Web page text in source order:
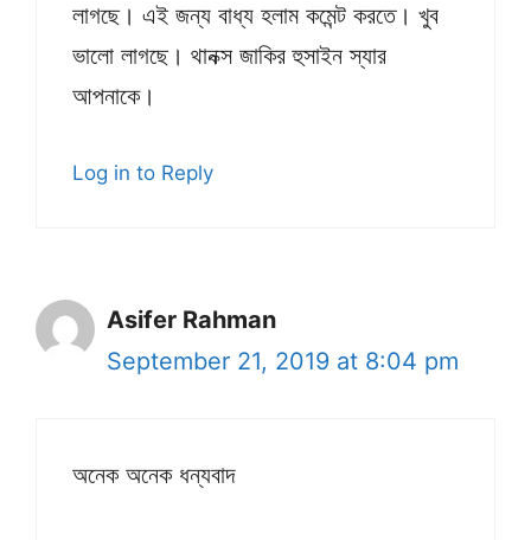
লাগছে। এই জন্য বাধ্য হলাম কমেন্ট করতে। খুব
ভালো লাগছে। থানক্স জাকির হুসাইন স্যার
আপনাকে।
Log in to Reply
Asifer Rahman
September 21, 2019 at 8:04 pm
অনেক অনেক ধন্যবাদ